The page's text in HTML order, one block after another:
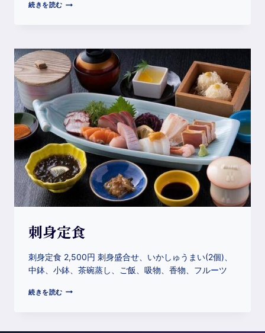
続きを読む
刺身定食
刺身定食 2,500円 刺身盛合せ、いかしゅうまい(2個)、
中鉢、小鉢、茶碗蒸し、ご飯、吸物、香物、フルーツ
続きを読む